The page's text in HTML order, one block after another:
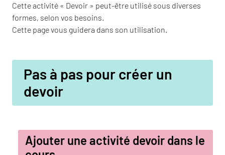
Cette activité « Devoir » peut-être utilisé sous diverses
formes, selon vos besoins.
Cette page vous guidera dans son utilisation.
Pas à pas pour créer un
devoir
Ajouter une activité devoir dans le